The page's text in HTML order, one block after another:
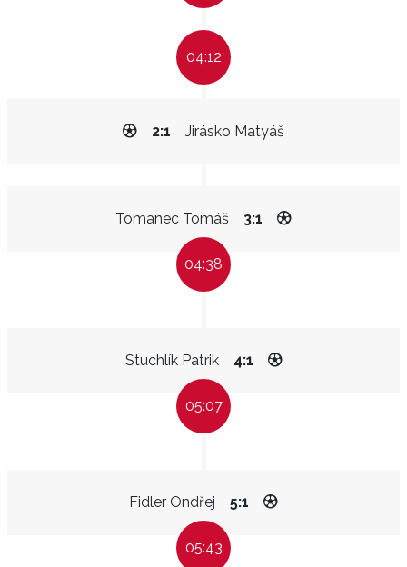
04:12
Jirásko Matyáš
2:1
Tomanec Tomáš 3:1
04:38
Stuchlík Patrik 4:1
05:07
Fidler Ondřej 5:1
05:43